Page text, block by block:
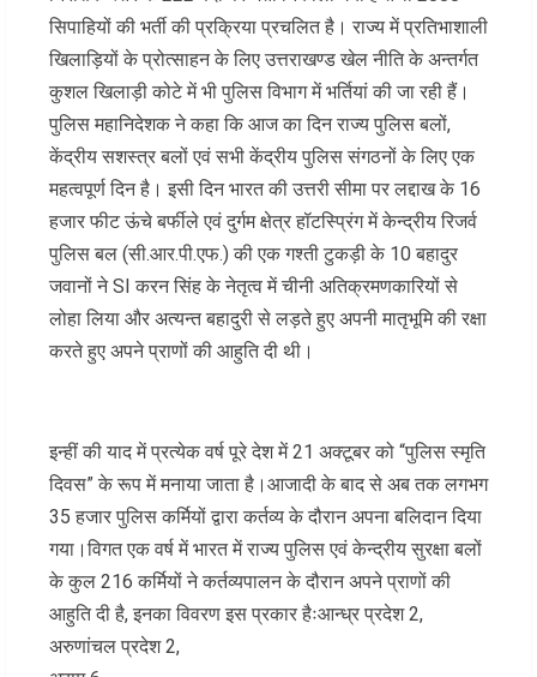
सिपाहियों की भर्ती की प्रक्रिया प्रचलित है। राज्य में प्रतिभाशाली
खिलाड़ियों के प्रोत्साहन के लिए उत्तराखण्ड खेल नीति के अन्तर्गत
कुशल खिलाड़ी कोटे में भी पुलिस विभाग में भर्तियां की जा रही हैं।
पुलिस महानिदेशक ने कहा कि आज का दिन राज्य पुलिस बलों,
केंद्रीय सशस्त्र बलों एवं सभी केंद्रीय पुलिस संगठनों के लिए एक
महत्वपूर्ण दिन है। इसी दिन भारत की उत्तरी सीमा पर लद्दाख के 16
हजार फीट ऊंचे बर्फीले एवं दुर्गम क्षेत्र हॉटस्प्रिंग में केन्द्रीय रिजर्व
पुलिस बल (सी.आर.पी.एफ.) की एक गश्ती टुकड़ी के 10 बहादुर
जवानों ने SI करन सिंह के नेतृत्व में चीनी अतिक्रमणकारियों से
लोहा लिया और अत्यन्त बहादुरी से लड़ते हुए अपनी मातृभूमि की रक्षा
करते हुए अपने प्राणों की आहुति दी थी।
इन्हीं की याद में प्रत्येक वर्ष पूरे देश में 21 अक्टूबर को “पुलिस स्मृति
दिवस” के रूप में मनाया जाता है।आजादी के बाद से अब तक लगभग
35 हजार पुलिस कर्मियों द्वारा कर्तव्य के दौरान अपना बलिदान दिया
गया।विगत एक वर्ष में भारत में राज्य पुलिस एवं केन्द्रीय सुरक्षा बलों
के कुल 216 कर्मियों ने कर्तव्यपालन के दौरान अपने प्राणों की
आहुति दी है, इनका विवरण इस प्रकार हैःआन्ध्र प्रदेश 2,
अरुणांचल प्रदेश 2,